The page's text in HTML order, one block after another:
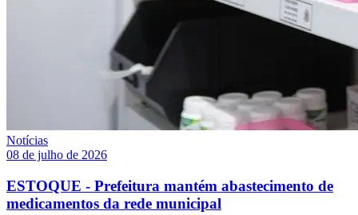
Notícias
08 de julho de 2026
ESTOQUE - Prefeitura mantém abastecimento de
medicamentos da rede municipal